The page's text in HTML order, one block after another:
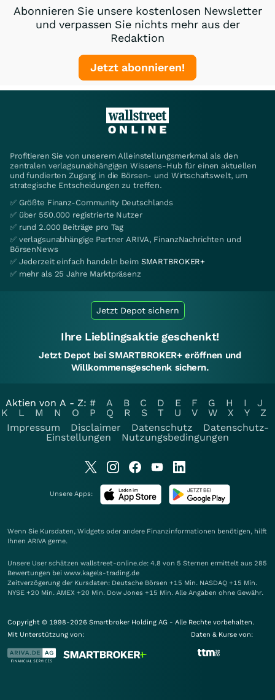
Abonnieren Sie unsere kostenlosen Newsletter
und verpassen Sie nichts mehr aus der
Redaktion
Jetzt abonnieren!
Profitieren Sie von unserem Alleinstellungsmerkmal als den
zentralen verlagsunabhängigen Wissens-Hub für einen aktuellen
und fundierten Zugang in die Börsen- und Wirtschaftswelt, um
strategische Entscheidungen zu treffen.
✅ Größte Finanz-Community Deutschlands
✅ über 550.000 registrierte Nutzer
✅ rund 2.000 Beiträge pro Tag
✅ verlagsunabhängige Partner ARIVA, FinanzNachrichten und
BörsenNews
✅ Jederzeit einfach handeln beim SMARTBROKER+
✅ mehr als 25 Jahre Marktpräsenz
Jetzt Depot sichern
Ihre Lieblingsaktie geschenkt!
Jetzt Depot bei SMARTBROKER+ eröffnen und
Willkommensgeschenk sichern.
Aktien von A - Z: # A B C D E F G H I
J
K
L M N O P Q R S T U V W X Y
Z
Impressum
Disclaimer Datenschutz
Datenschutz-
Einstellungen
Nutzungsbedingungen
Unsere Apps:
Wenn Sie Kursdaten, Widgets oder andere Finanzinformationen benötigen, hilft
Ihnen ARIVA gerne.
Unsere User schätzen wallstreet-online.de: 4.8 von 5 Sternen ermittelt aus 285
Bewertungen bei www.kagels-trading.de
Zeitverzögerung der Kursdaten: Deutsche Börsen +15 Min. NASDAQ +15 Min.
NYSE +20 Min. AMEX +20 Min. Dow Jones +15 Min. Alle Angaben ohne Gewähr.
Copyright © 1998-2026 Smartbroker Holding AG - Alle Rechte vorbehalten.
Mit Unterstützung von:
Daten & Kurse von: